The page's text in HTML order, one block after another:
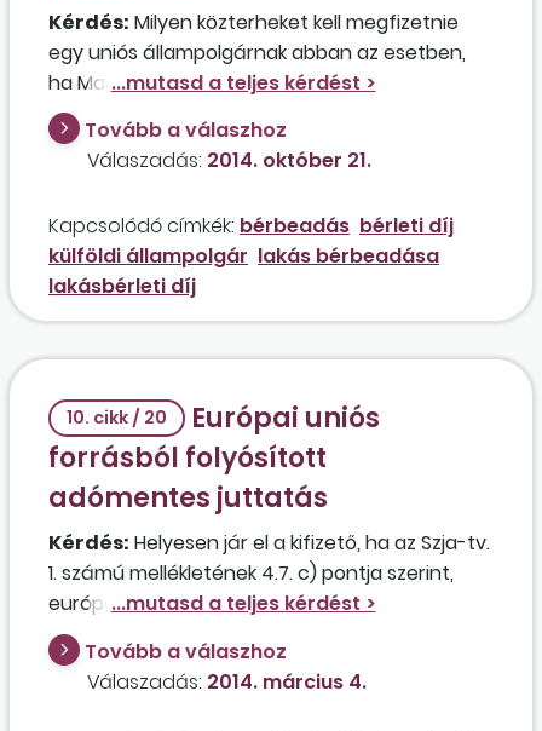
Kérdés: Milyen közterheket kell megfizetnie
egy uniós állampolgárnak abban az esetben,
ha Magyarországon található lakását bérbe
adja? Változik a helyzet abban az esetben, ha a
bérbeadó harmadik állam polgára?
Tovább a válaszhoz
Válaszadás: 2014. október 21.
Kapcsolódó címkék: bérbeadás bérleti díj
külföldi állampolgár lakás bérbeadása
lakásbérleti díj
10. cikk / 20
Európai uniós
forrásból folyósított
adómentes juttatás
Kérdés: Helyesen jár el a kifizető, ha az Szja-tv.
1. számú mellékletének 4.7. c) pontja szerint,
európai uniós forrásból finanszírozott,
nemzetközi oktatási, képzési program
keretében, belföldi személy részére folyósított
adómentes juttatásból nem vonja le az egyéni
Tovább a válaszhoz
Válaszadás: 2014. március 4.